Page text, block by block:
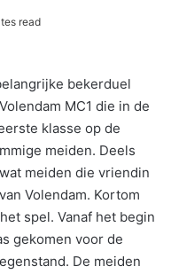
read
bekerduel
MC1 die in de
klasse op de
meiden. Deels
meiden die vriendin
Volendam. Kortom
spel. Vanaf het begin
gekomen voor de
De meiden